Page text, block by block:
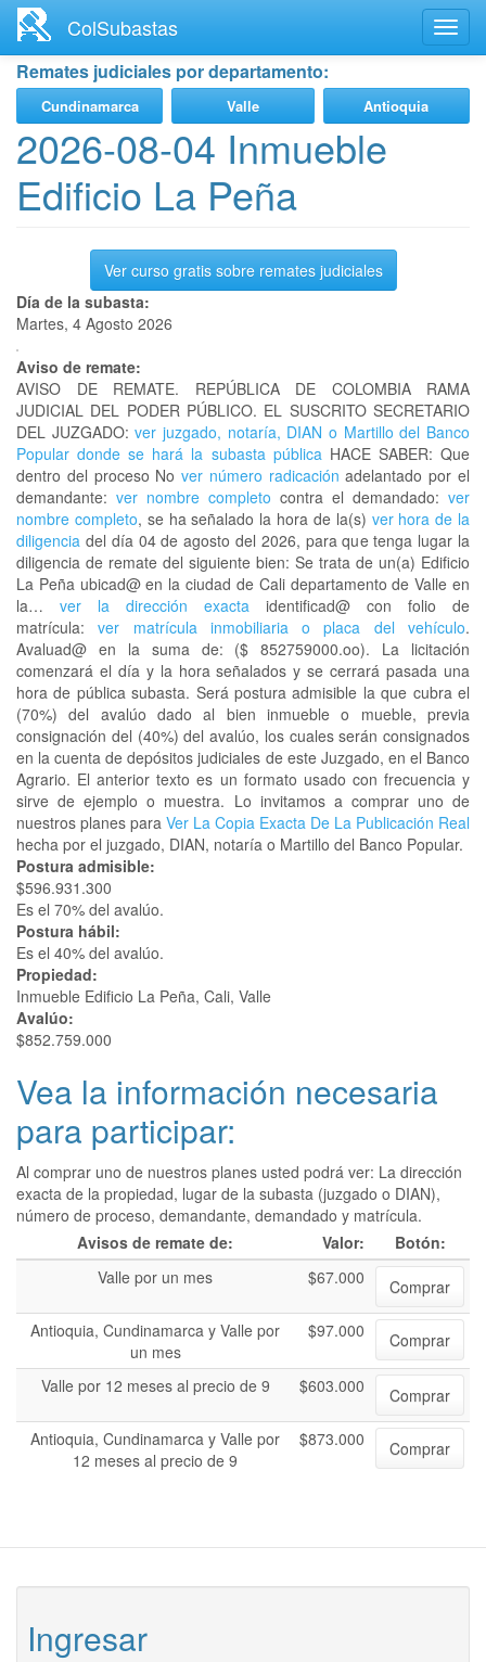
contenido
principal
ColSubastas
Remates judiciales por departamento:
Cundinamarca Valle Antioquia
2026-08-04 Inmueble
Edificio La Peña
Ver curso gratis sobre remates judiciales
Día de la subasta:
Martes, 4 Agosto 2026
Aviso de remate:
AVISO DE REMATE. REPÚBLICA DE COLOMBIA RAMA
JUDICIAL DEL PODER PÚBLICO. EL SUSCRITO SECRETARIO
DEL JUZGADO: ver juzgado, notaría, DIAN o Martillo del Banco
Popular donde se hará la subasta públicaHACE SABER: Que
dentro del proceso Nover número radicación adelantado por el
demandante: ver nombre completo contra el demandado: ver
nombre completo, se ha señalado la hora de la(s) ver hora de la
diligencia del día 04 de agosto del 2026, para que tenga lugar la
diligencia de remate del siguiente bien: Se trata de un(a) Edificio
La Peña ubicad@ en la ciudad de Cali departamento de Valle en
la… ver la dirección exacta identificad@ con folio de
matrícula:ver matrícula inmobiliaria o placa del vehículo.
Avaluad@ en la suma de: ($ 852759000.oo). La licitación
comenzará el día y la hora señalados y se cerrará pasada una
hora de pública subasta. Será postura admisible la que cubra el
(70%) del avalúo dado al bien inmueble o mueble, previa
consignación del (40%) del avalúo, los cuales serán consignados
en la cuenta de depósitos judiciales de este Juzgado, en el Banco
Agrario. El anterior texto es un formato usado con frecuencia y
sirve de ejemplo o muestra. Lo invitamos a comprar uno de
nuestros planes para Ver La Copia Exacta De La Publicación Real
hecha por el juzgado, DIAN, notaría o Martillo del Banco Popular.
Postura admisible:
$596.931.300
Es el 70% del avalúo.
Postura hábil:
Es el 40% del avalúo.
Propiedad:
Inmueble Edificio La Peña, Cali, Valle
Avalúo:
$852.759.000
Vea la información necesaria
para participar:
Al comprar uno de nuestros planes usted podrá ver: La dirección
exacta de la propiedad, lugar de la subasta (juzgado o DIAN),
número de proceso, demandante, demandado y matrícula.
Avisos de remate de:
Valor:
Botón:
Valle por un mes
$67.000
Comprar
Antioquia, Cundinamarca y Valle por
un mes
$97.000 Comprar
Valle por 12 meses al precio de 9 $603.000
Comprar
Antioquia, Cundinamarca y Valle por
12 meses al precio de 9
$873.000 Comprar
Ingresar